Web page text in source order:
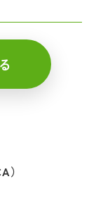
）